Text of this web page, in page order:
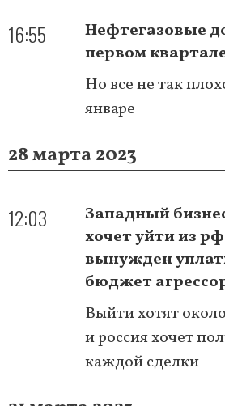
16:55
Нефтегазовые
первом
Но все не так
январе
28 марта 2023
12:03
Западный
хочет уйти из
вынужден
бюджет
Выйти хотят
и россия хочет
каждой сделки